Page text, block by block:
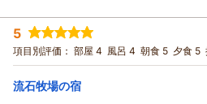
ホテル・フロラシオン那須は広大な
おりまして、
渓流の散策路とともに、豊かな自然
けます。
今後もより一層お客様にご満足いた
宿泊時期： 2026年07月宿泊 (夫婦旅行)
投稿者： みさちゃんさん
宿泊プラン： 【じゃらんのお得な10日間】
ェ】熟成黒毛和牛の芳醇グリルのメイン
ツ
宿泊価格帯： 15,001～16,000円(大人一人あ
5
項目別評価： 部屋 4 風呂 4 朝食 5 夕食 5
流石牧場の宿